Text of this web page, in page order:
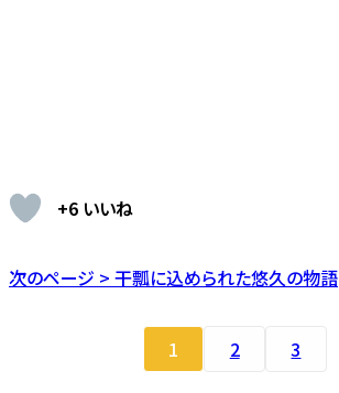
+6 いいね
次のページ > 干瓢に込められた悠久の物語
1 2 3